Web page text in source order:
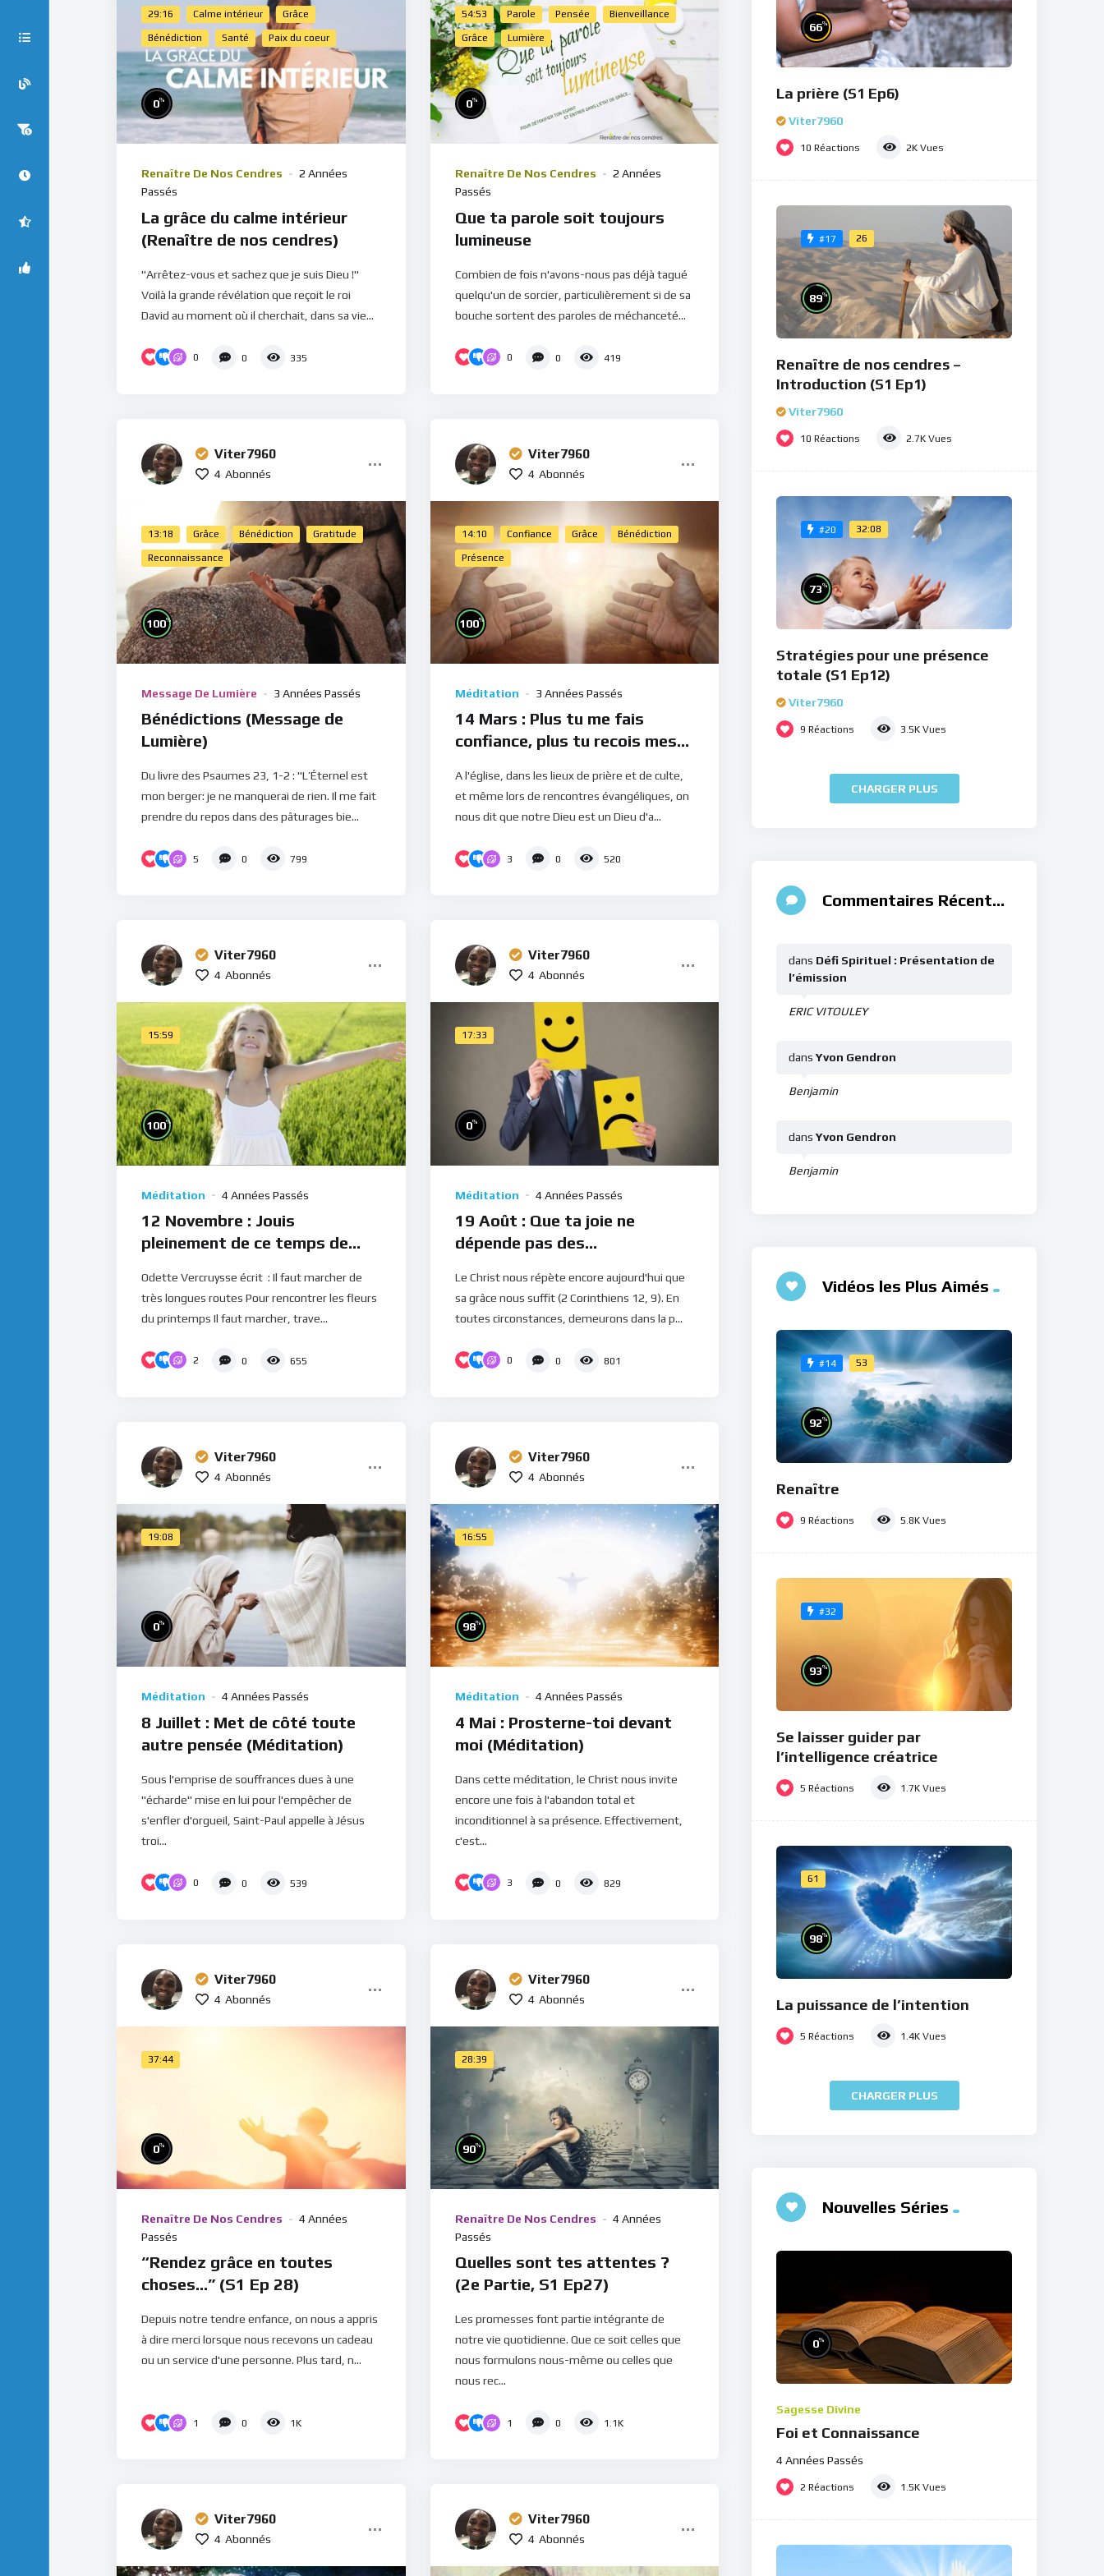
29:16 Calme intérieur Grâce
Bénédiction Santé Paix du coeur
0%
Renaître De Nos Cendres
2 Années
Passés
La grâce du calme intérieur
(Renaître de nos cendres)
"Arrêtez-vous et sachez que je suis Dieu !"
Voilà la grande révélation que reçoit le roi
David au moment où il cherchait, dans sa vie...
0 0 335
54:53 Parole Pensée Bienveillance
Grâce Lumière
0%
Renaître De Nos Cendres
2 Années
Passés
Que ta parole soit toujours
lumineuse
Combien de fois n'avons-nous pas déjà tagué
quelqu'un de sorcier, particulièrement si de sa
bouche sortent des paroles de méchanceté...
0 0 419
Viter7960
4 Abonnés
13:18 Grâce Bénédiction Gratitude
Reconnaissance
100%
Message De Lumière 3 Années Passés
Bénédictions (Message de
Lumière)
Du livre des Psaumes 23, 1-2 : "L’Éternel est
mon berger: je ne manquerai de rien. Il me fait
prendre du repos dans des pâturages bie...
5 0 799
Viter7960
4 Abonnés
14:10 Confiance Grâce Bénédiction
Présence
100%
Méditation 3 Années Passés
14 Mars : Plus tu me fais
confiance, plus tu recois mes
A l'église, dans les lieux de prière et de culte,
et même lors de rencontres évangéliques, on
nous dit que notre Dieu est un Dieu d'a...
3 0 520
Viter7960
4 Abonnés
15:59
100%
Méditation 4 Années Passés
12 Novembre : Jouis
pleinement de ce temps de
Odette Vercruysse écrit : Il faut marcher de
très longues routes Pour rencontrer les fleurs
du printemps Il faut marcher, trave...
2 0 655
Viter7960
4 Abonnés
17:33
0%
Méditation 4 Années Passés
19 Août : Que ta joie ne
dépende pas des
Le Christ nous répète encore aujourd'hui que
sa grâce nous suffit (2 Corinthiens 12, 9). En
toutes circonstances, demeurons dans la p...
0 0 801
Viter7960
4 Abonnés
19:08
0%
Méditation 4 Années Passés
8 Juillet : Met de côté toute
autre pensée (Méditation)
Sous l'emprise de souffrances dues à une
"écharde" mise en lui pour l'empêcher de
s'enfler d'orgueil, Saint-Paul appelle à Jésus
troi...
0 0 539
Viter7960
4 Abonnés
16:55
98%
Méditation 4 Années Passés
4 Mai : Prosterne-toi devant
moi (Méditation)
Dans cette méditation, le Christ nous invite
encore une fois à l'abandon total et
inconditionnel à sa présence. Effectivement,
c'est...
3 0 829
Viter7960
4 Abonnés
37:44
0%
Renaître De Nos Cendres
4 Années
Passés
“Rendez grâce en toutes
choses…” (S1 Ep 28)
Depuis notre tendre enfance, on nous a appris
à dire merci lorsque nous recevons un cadeau
ou un service d'une personne. Plus tard, n...
1 0 1K
Viter7960
4 Abonnés
28:39
90%
Renaître De Nos Cendres
4 Années
Passés
Quelles sont tes attentes ?
(2e Partie, S1 Ep27)
Les promesses font partie intégrante de
notre vie quotidienne. Que ce soit celles que
nous formulons nous-même ou celles que
nous rec...
1 0 1.1K
Viter7960
4 Abonnés
Viter7960
4 Abonnés
66%
La prière (S1 Ep6)
Viter7960
10 Réactions 2K Vues
#17 26
89%
Renaître de nos cendres –
Introduction (S1 Ep1)
Viter7960
10 Réactions 2.7K Vues
#20 32:08
73%
Stratégies pour une présence
totale (S1 Ep12)
Viter7960
9 Réactions 3.5K Vues
CHARGER PLUS
Commentaires Récents
ERIC VITOULEY
dans Défi Spirituel : Présentation de
l’émission
Benjamin
dansYvon Gendron
Benjamin
dansYvon Gendron
Vidéos les Plus Aimés
#14 53
92%
Renaître
9 Réactions 5.8K Vues
#32
93%
Se laisser guider par
l’intelligence créatrice
5 Réactions 1.7K Vues
61
98%
La puissance de l’intention
5 Réactions 1.4K Vues
CHARGER PLUS
Nouvelles Séries
0%
Sagesse Divine
Foi et Connaissance
4 Années Passés
2 Réactions 1.5K Vues